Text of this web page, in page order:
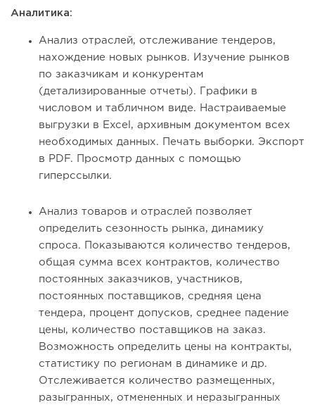
Аналитика:
Анализ отраслей, отслеживание тендеров,
нахождение новых рынков. Изучение рынков
по заказчикам и конкурентам
(детализированные отчеты). Графики в
числовом и табличном виде. Настраиваемые
выгрузки в Excel, архивным документом всех
необходимых данных. Печать выборки. Экспорт
в PDF. Просмотр данных с помощью
гиперссылки.
Анализ товаров и отраслей позволяет
определить сезонность рынка, динамику
спроса. Показываются количество тендеров,
общая сумма всех контрактов, количество
постоянных заказчиков, участников,
постоянных поставщиков, средняя цена
тендера, процент допусков, среднее падение
цены, количество поставщиков на заказ.
Возможность определить цены на контракты,
статистику по регионам в динамике и др.
Отслеживается количество размещенных,
разыгранных, отмененных и неразыгранных